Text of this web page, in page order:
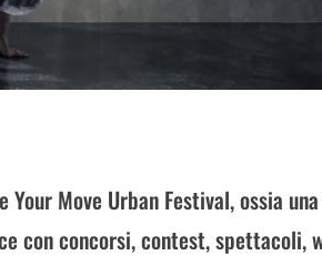
Your Move Urban Festival, ossia
con concorsi, contest, spettacoli,